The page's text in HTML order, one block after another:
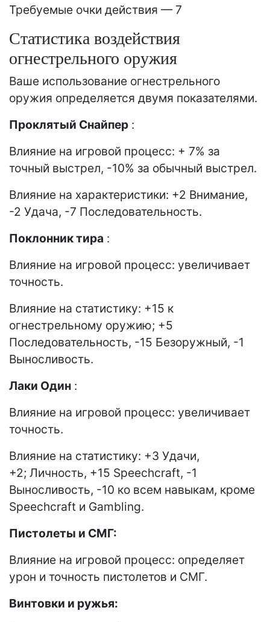
Требуемые очки действия — 7
Статистика воздействия
огнестрельного оружия
Ваше использование огнестрельного
оружия определяется двумя показателями.
Проклятый Снайпер :
Влияние на игровой процесс: + 7% за
точный выстрел, -10% за обычный выстрел.
Влияние на характеристики: +2 Внимание,
-2 Удача, -7 Последовательность.
Поклонник тира :
Влияние на игровой процесс: увеличивает
точность.
Влияние на статистику: +15 к
огнестрельному оружию; +5
Последовательность, -15 Безоружный, -1
Выносливость.
Лаки Один :
Влияние на игровой процесс: увеличивает
точность.
Влияние на статистику: +3 Удачи,
+2; Личность, +15 Speechcraft, -1
Выносливость, -10 ко всем навыкам, кроме
Speechcraft и Gambling.
Пистолеты и СМГ:
Влияние на игровой процесс: определяет
урон и точность пистолетов и СМГ.
Винтовки и ружья: